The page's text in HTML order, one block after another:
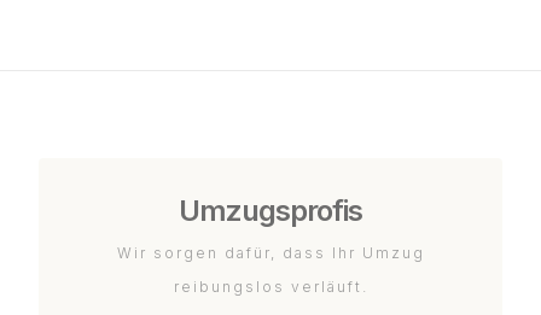
Umzugsprofis
Wir sorgen dafür, dass Ihr Umzug
reibungslos verläuft.